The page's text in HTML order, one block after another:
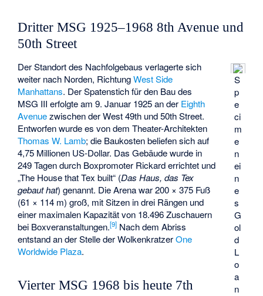
Dritter MSG 1925–1968 8th Avenue und
50th Street
S
p
e
ci
m
e
n
ei
n
e
s
G
ol
d
L
o
a
n
Der Standort des Nachfolgebaus verlagerte sich
weiter nach Norden, RichtungWest Side
Manhattans. Der Spatenstich für den Bau des
MSG III erfolgte am 9. Januar 1925 an der Eighth
Avenuezwischen der West 49th und 50th Street.
Entworfen wurde es von dem Theater-Architekten
Thomas W. Lamb; die Baukosten beliefen sich auf
4,75 Millionen US-Dollar. Das Gebäude wurde in
249 Tagen durch Boxpromoter Rickard errichtet und
„The House that Tex built“ (Das Haus, das Tex
gebaut hat) genannt. Die Arena war 200 × 375 Fuß
(61 × 114 m) groß, mit Sitzen in drei Rängen und
einer maximalen Kapazität von 18.496 Zuschauern
bei Boxveranstaltungen.[9] Nach dem Abriss
entstand an der Stelle der WolkenkratzerOne
Worldwide Plaza.
Vierter MSG 1968 bis heute 7th